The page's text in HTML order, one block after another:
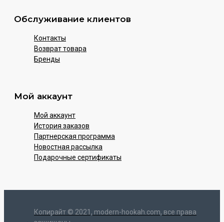
Обслуживание клиентов
Контакты
Возврат товара
Бренды
Мой аккаунт
Мой аккаунт
История заказов
Партнерская программа
Новостная рассылка
Подарочные сертификаты
Копирайт © 2021, modern-hookah.com, все права